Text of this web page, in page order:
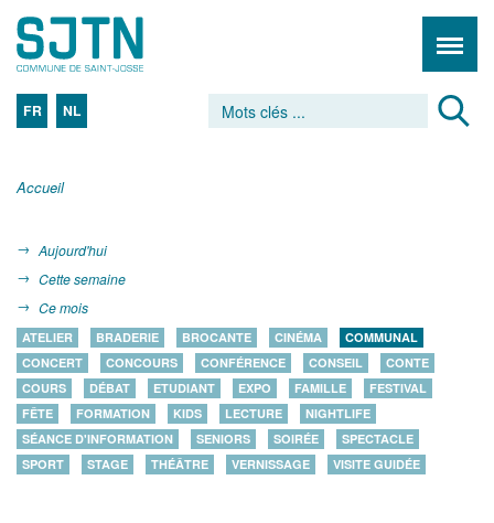
FR NL
Accueil
Aujourd'hui
Cette semaine
Ce mois
ATELIER BRADERIE BROCANTE CINÉMA
COMMUNAL
CONCERT
CONCOURS CONFÉRENCE CONSEIL
CONTE
COURS
DÉBAT ETUDIANT EXPO FAMILLE
FESTIVAL
FÊTE
FORMATION KIDS LECTURE
NIGHTLIFE
SÉANCE D'INFORMATION
SENIORS SOIRÉE
SPECTACLE
SPORT
STAGE THÉÂTRE VERNISSAGE VISITE GUIDÉE